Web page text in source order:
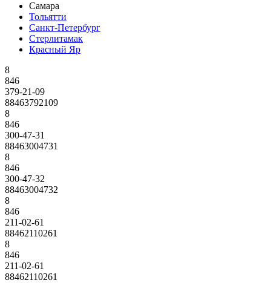
Самара
Тольятти
Санкт-Петербург
Стерлитамак
Красный Яр
8
846
379-21-09
88463792109
8
846
300-47-31
88463004731
8
846
300-47-32
88463004732
8
846
211-02-61
88462110261
8
846
211-02-61
88462110261